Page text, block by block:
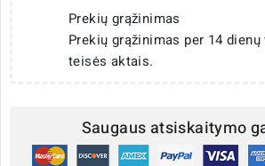
Prekių grąžinimas
Prekių grąžinimas per 14
teisės aktais.
Saugaus atsiskaitymo